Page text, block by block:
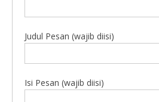
Judul Pesan (wajib diisi)
Isi Pesan (wajib diisi)